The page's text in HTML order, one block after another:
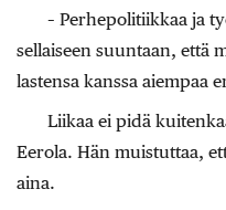
– Perhepolitiikkaa ja
sellaiseen suuntaan, että
lastensa kanssa aiempaa
Liikaa ei pidä
Eerola. Hän muistuttaa,
aina.